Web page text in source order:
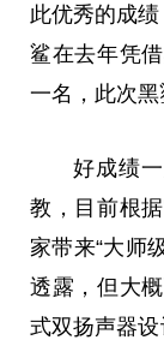
此优秀的成
鲨在去年凭
一名，此次黑
好成绩
教，目前根
家带来“大师
透露，但大
式双扬声器